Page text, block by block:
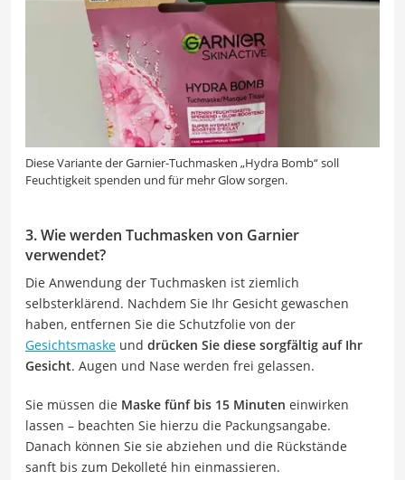
Diese Variante der Garnier-Tuchmasken „Hydra Bomb“ soll
Feuchtigkeit spenden und für mehr Glow sorgen.
3. Wie werden Tuchmasken von Garnier
verwendet?
Die Anwendung der Tuchmasken ist ziemlich
selbsterklärend. Nachdem Sie Ihr Gesicht gewaschen
haben, entfernen Sie die Schutzfolie von der
Gesichtsmaske und drücken Sie diese sorgfältig auf Ihr
Gesicht. Augen und Nase werden frei gelassen.
Sie müssen die Maske fünf bis 15 Minuten einwirken
lassen – beachten Sie hierzu die Packungsangabe.
Danach können Sie sie abziehen und die Rückstände
sanft bis zum Dekolleté hin einmassieren.